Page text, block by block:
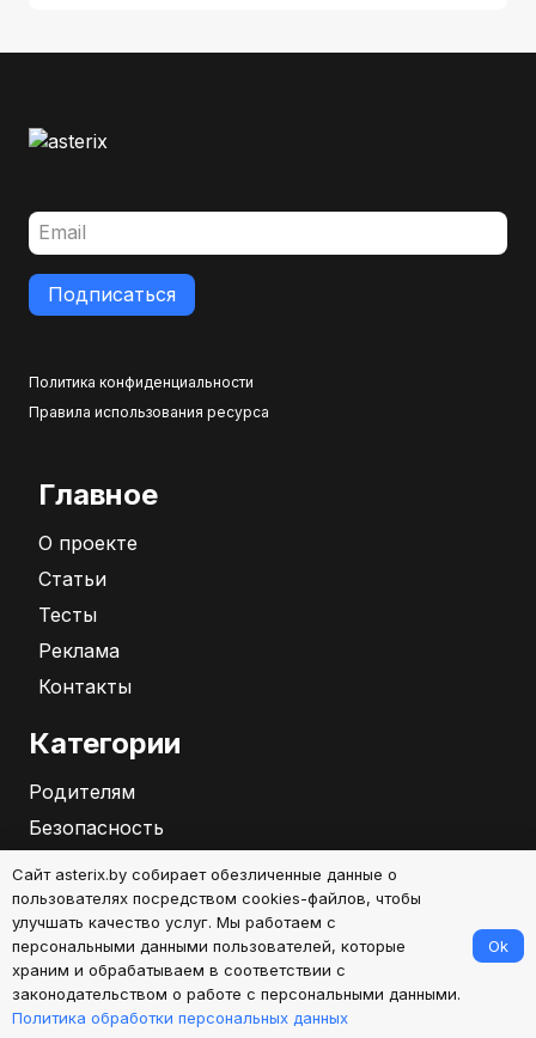
Подписаться
Политика конфиденциальности
Правила использования ресурса
Главное
О проекте
Статьи
Тесты
Реклама
Контакты
Категории
Родителям
Безопасность
Бизнес
Саморазвитие
2026
Сайт asterix.by собирает обезличенные данные о
пользователях посредством cookies-файлов, чтобы
улучшать качество услуг. Мы работаем с
персональными данными пользователей, которые
храним и обрабатываем в соответствии с
законодательством о работе с персональными данными.
Политика обработки персональных данных
Ok